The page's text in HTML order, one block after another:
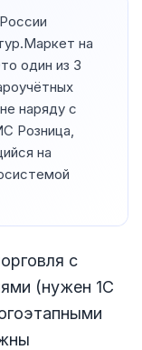
на
один из 3
наряду с
Розница,
на
с
(нужен 1С